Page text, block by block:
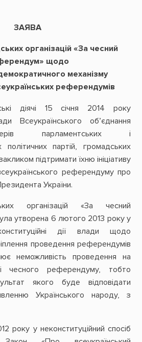
ЗАЯВА
організацій «За чесний
щодо
механізму
референдумів
діячі 15 січня 2014 року
Всеукраїнського об’єднання
парламентських і
політичних партій, громадських
підтримати їхню ініціативу
референдуму про
України.
організацій «За чесний
утворена 6 лютого 2013 року у
дії влади щодо
проведення референдумів
неможливість проведення на
чесного референдуму, тобто
якого буде відповідати
Українського народу, з
року у неконституційний спосіб